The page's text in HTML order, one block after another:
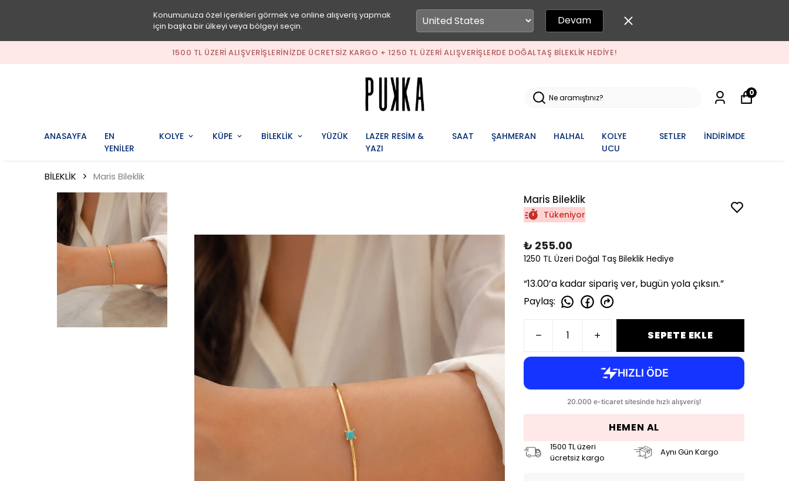
Konumunuza özel içerikleri görmek ve online alışveriş yapmak
için başka bir ülkeyi veya bölgeyi seçin.
Devam
1500 TL ÜZERI ALIŞVERIŞLERINIZDE ÜCRETSIZ KARGO + 1250 TL ÜZERI ALIŞVERIŞLERDE DOĞALTAŞ BILEKLIK HEDIYE!
ANASAYFA
EN
YENİLER
KOLYE KÜPE BİLEKLİK YÜZÜK
LAZER RESİM &
YAZI
SAAT ŞAHMERAN HALHAL
KOLYE
UCU
SETLER İNDİRİMDE
0
BİLEKLİK Maris Bileklik
Maris Bileklik
Tükeniyor
₺ 255.00
1250 TL Üzeri Doğal Taş Bileklik Hediye
“13.00’a kadar sipariş ver, bugün yola çıksın.”
Paylaş:
SEPETE EKLE
HEMEN AL
1500 TL üzeri
ücretsiz kargo
Aynı Gün Kargo